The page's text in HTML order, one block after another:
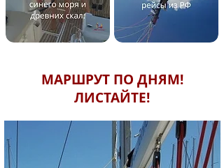
МАРШРУТ ПО ДНЯМ!
ЛИСТАЙТЕ!